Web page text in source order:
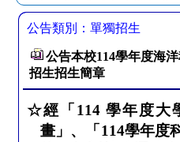
公告類別：單獨招生
公告本校114學年度海
招生招生簡章
☆經「 114學年度大
畫」、「 114學年度